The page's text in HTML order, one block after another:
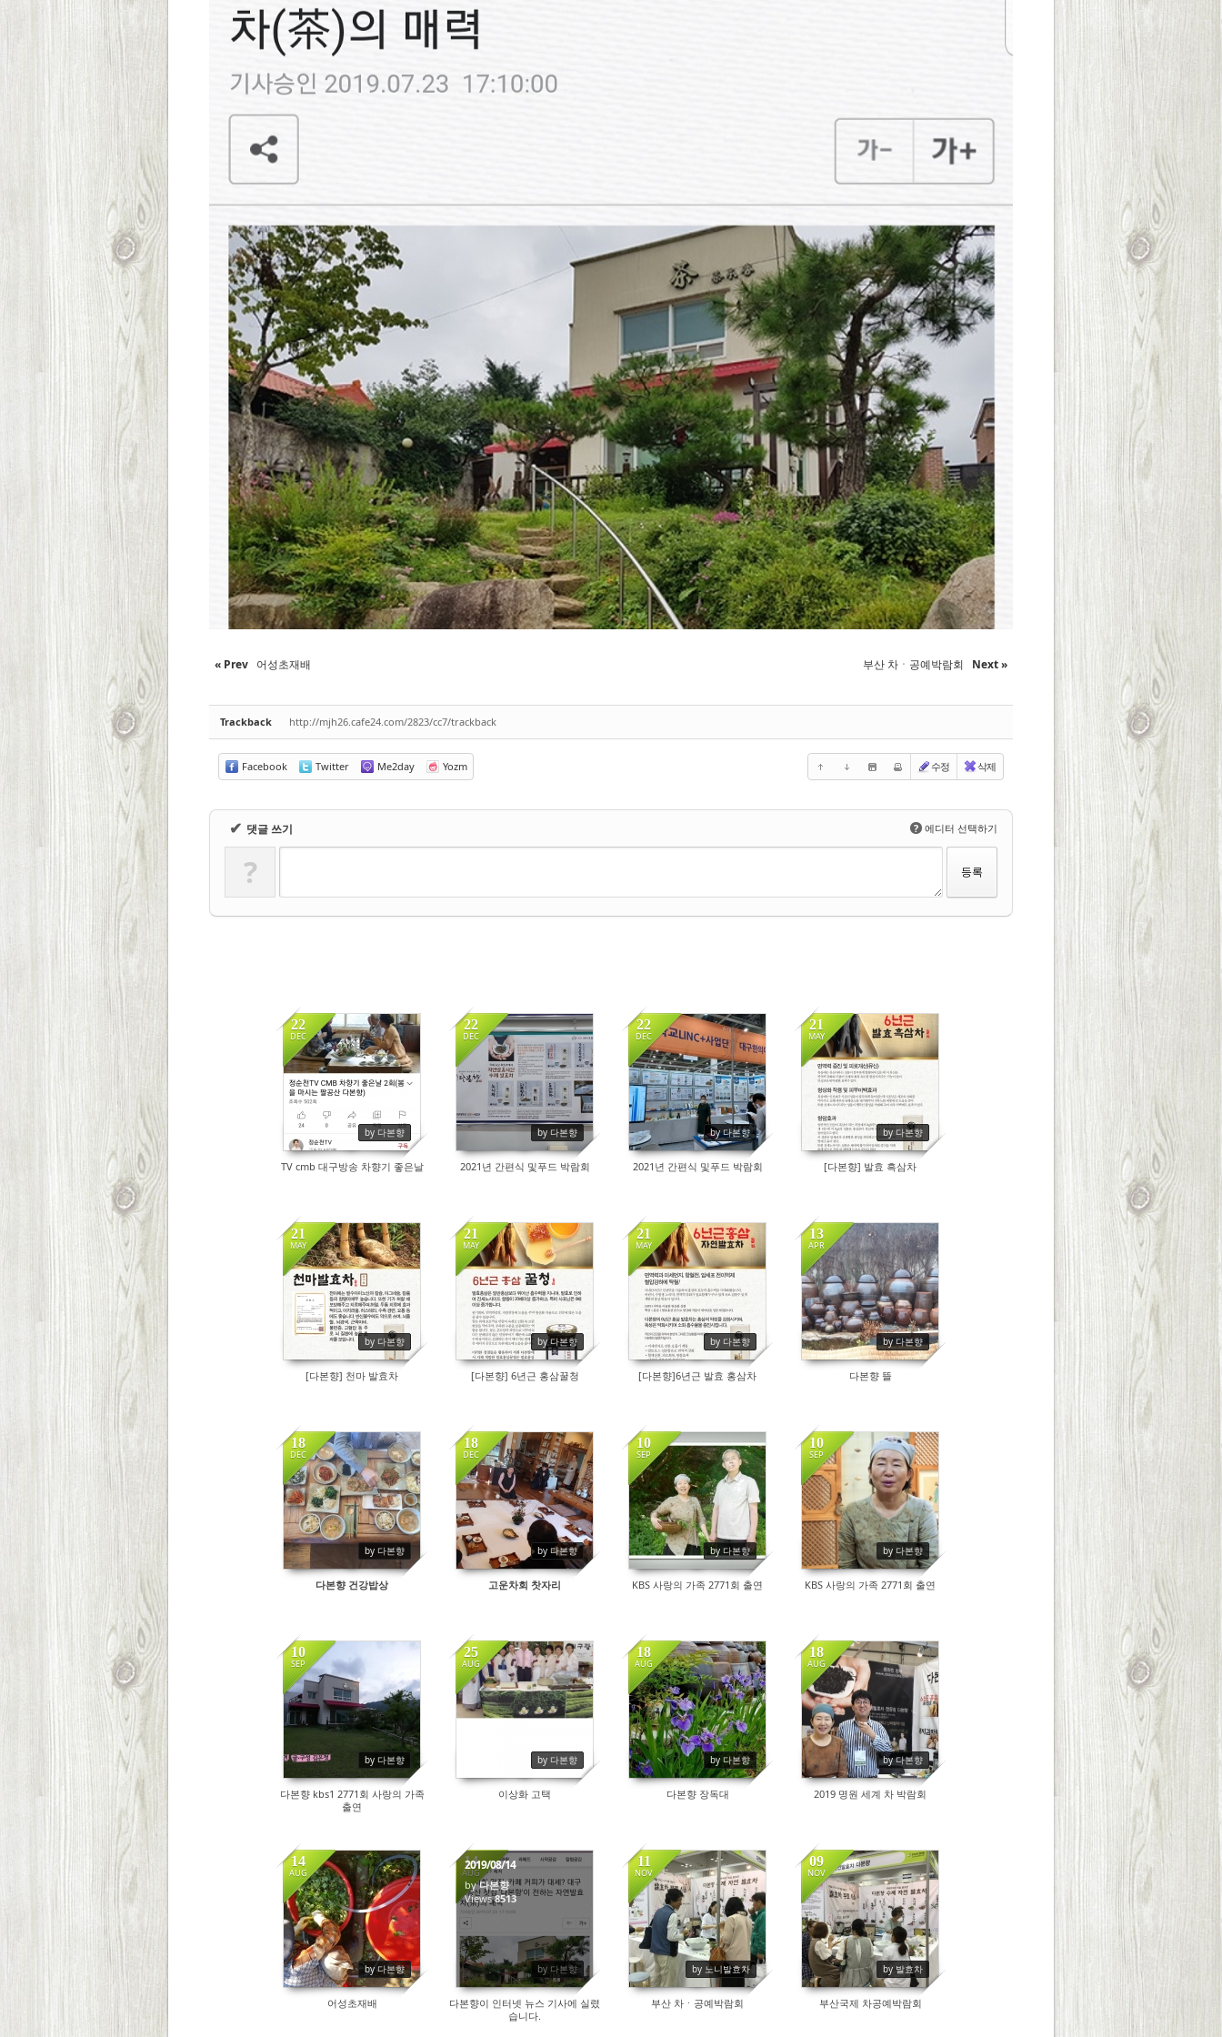
« Prev 어성초재배 부산 차ㆍ공예박람회 Next »
Trackback http://mjh26.cafe24.com/2823/cc7/trackback
Facebook Twitter Me2day Yozm 수정 삭제
✔ 댓글 쓰기 ? 에디터 선택하기
?
22
DEC
by 다본향
9212
TV cmb 대구방송 차향기 좋은날
22
DEC
by 다본향
8011
2021년 간편식 및푸드 박람회
22
DEC
by 다본향
8025
2021년 간편식 및푸드 박람회
21
MAY
by 다본향
8986
[다본향] 발효 흑삼차
21
MAY
by 다본향
9181
[다본향] 천마 발효차
21
MAY
by 다본향
8508
[다본향] 6년근 홍삼꿀청
21
MAY
by 다본향
9177
[다본향]6년근 발효 홍삼차
13
APR
by 다본향
11549
다본향 뜰
18
DEC
by 다본향
8355
다본향 건강밥상
18
DEC
by 다본향
9149
고운차회 찻자리
10
SEP
by 다본향
9322
KBS 사랑의 가족 2771회 출연
10
SEP
by 다본향
9418
KBS 사랑의 가족 2771회 출연
10
SEP
by 다본향
8582
다본향 kbs1 2771회 사랑의 가족
출연
25
AUG
by 다본향
10821
이상화 고택
18
AUG
by 다본향
9807
다본향 장독대
18
AUG
by 다본향
9120
2019 명원 세계 차 박람회
14
AUG
by 다본향
9168
어성초재배
14
AUG
by 다본향
2019/08/14
by다본향
Views8513
다본향이 인터넷 뉴스 기사에 실렸
습니다.
11
NOV
by 노니발효차
12475
부산 차ㆍ공예박람회
09
NOV
by 발효차
8773
부산국제 차공예박람회